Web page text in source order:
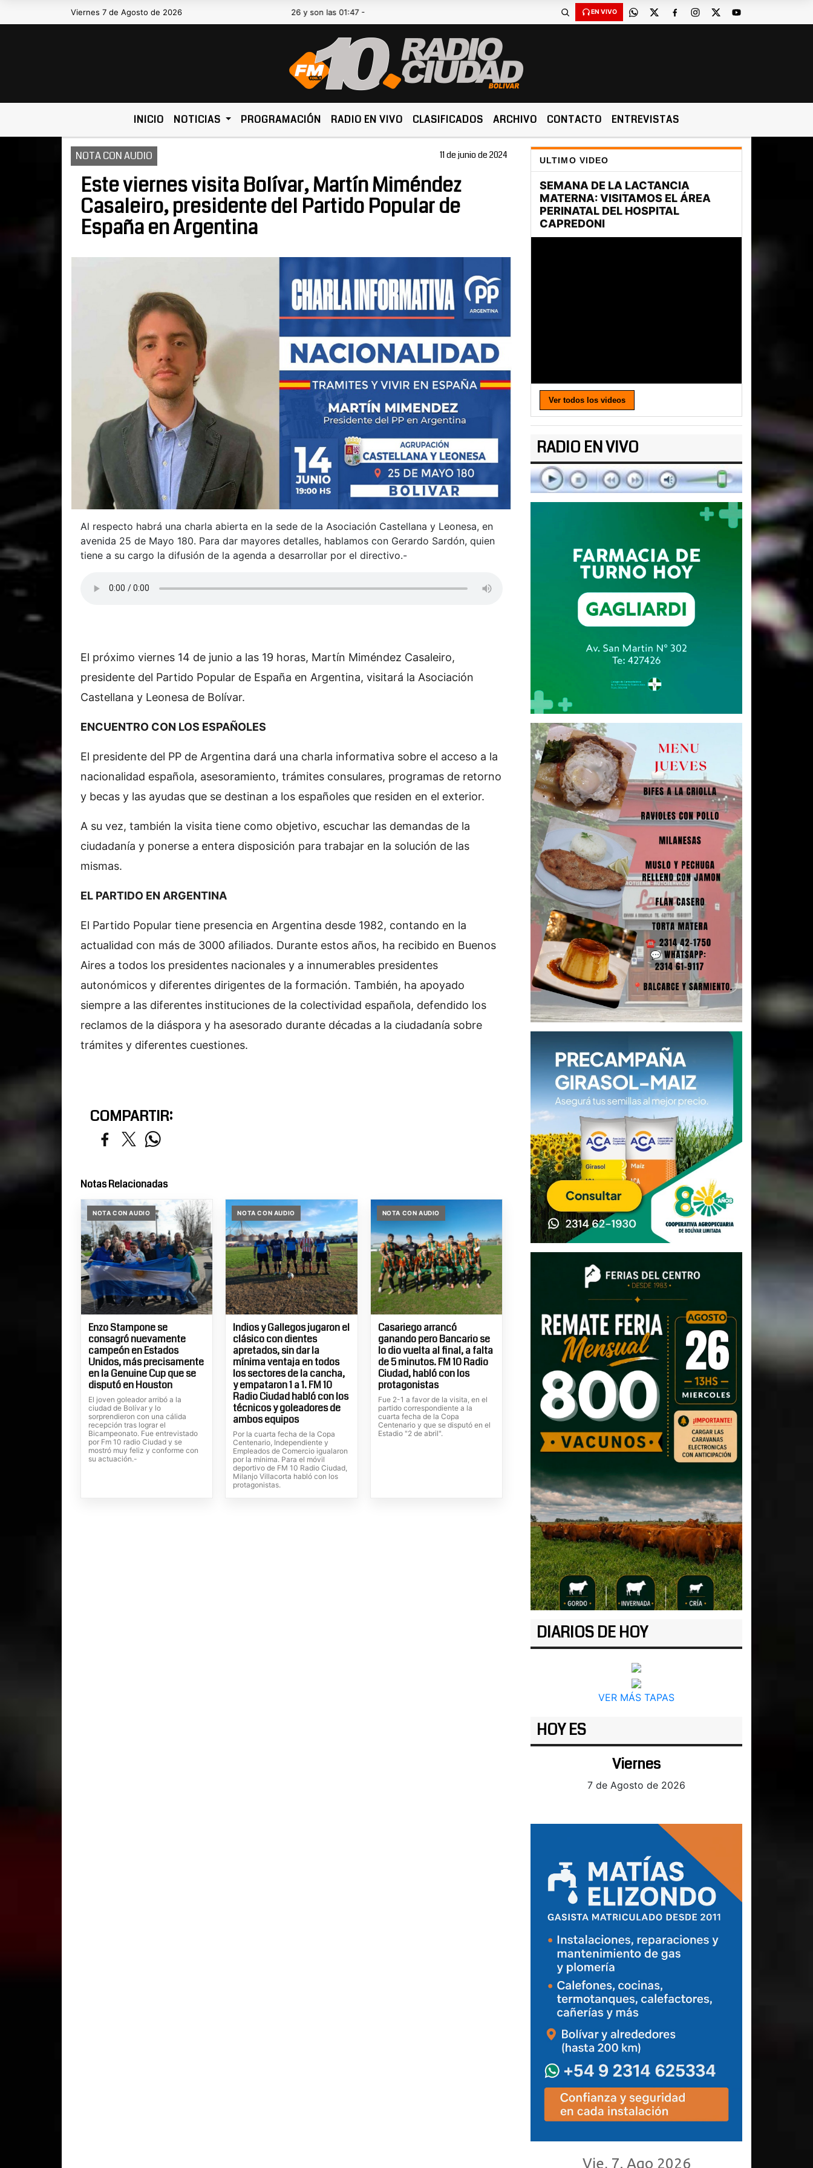
Viernes 7 de Agosto de 2026Hoy es Viernes 7 de Agosto de 2026 y son las 01:47 - EN VIVO
INICIO NOTICIAS PROGRAMACIÓN RADIO EN VIVO CLASIFICADOS ARCHIVO CONTACTO ENTREVISTAS
NOTA CON AUDIO 11 de junio de 2024
Este viernes visita Bolívar, Martín Miméndez
Casaleiro, presidente del Partido Popular de
España en Argentina
Al respecto habrá una charla abierta en la sede de la Asociación Castellana y Leonesa, en
avenida 25 de Mayo 180. Para dar mayores detalles, hablamos con Gerardo Sardón, quien
tiene a su cargo la difusión de la agenda a desarrollar por el directivo.-
El próximo viernes 14 de junio a las 19 horas, Martín Miméndez Casaleiro,
presidente del Partido Popular de España en Argentina, visitará la Asociación
Castellana y Leonesa de Bolívar.
ENCUENTRO CON LOS ESPAÑOLES
El presidente del PP de Argentina dará una charla informativa sobre el acceso a la
nacionalidad española, asesoramiento, trámites consulares, programas de retorno
y becas y las ayudas que se destinan a los españoles que residen en el exterior.
A su vez, también la visita tiene como objetivo, escuchar las demandas de la
ciudadanía y ponerse a entera disposición para trabajar en la solución de las
mismas.
EL PARTIDO EN ARGENTINA
El Partido Popular tiene presencia en Argentina desde 1982, contando en la
actualidad con más de 3000 afiliados. Durante estos años, ha recibido en Buenos
Aires a todos los presidentes nacionales y a innumerables presidentes
autonómicos y diferentes dirigentes de la formación. También, ha apoyado
siempre a las diferentes instituciones de la colectividad española, defendido los
reclamos de la diáspora y ha asesorado durante décadas a la ciudadanía sobre
trámites y diferentes cuestiones.
COMPARTIR:
Notas Relacionadas
NOTA CON AUDIO
Enzo Stampone se
consagró nuevamente
campeón en Estados
Unidos, más precisamente
en la Genuine Cup que se
disputó en Houston
El joven goleador arribó a la
ciudad de Bolívar y lo
sorprendieron con una cálida
recepción tras lograr el
Bicampeonato. Fue entrevistado
por Fm 10 radio Ciudad y se
mostró muy feliz y conforme con
su actuación.-
NOTA CON AUDIO
Indios y Gallegos jugaron el
clásico con dientes
apretados, sin dar la
mínima ventaja en todos
los sectores de la cancha,
y empataron 1 a 1. FM 10
Radio Ciudad habló con los
técnicos y goleadores de
ambos equipos
Por la cuarta fecha de la Copa
Centenario, Independiente y
Empleados de Comercio igualaron
por la mínima. Para el móvil
deportivo de FM 10 Radio Ciudad,
Milanjo Villacorta habló con los
protagonistas.
NOTA CON AUDIO
Casariego arrancó
ganando pero Bancario se
lo dio vuelta al final, a falta
de 5 minutos. FM 10 Radio
Ciudad, habló con los
protagonistas
Fue 2-1 a favor de la visita, en el
partido correspondiente a la
cuarta fecha de la Copa
Centenario y que se disputó en el
Estadio "2 de abril".
ULTIMO VIDEO
Ver todos los videos
RADIO EN VIVO
DIARIOS DE HOY
VER MÁS TAPAS
HOY ES
Viernes
7 de Agosto de 2026